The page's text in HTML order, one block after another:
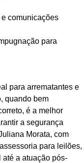
comunicações
para
para arrematantes e
quando bem
é a melhor
a segurança
Morata, com
para leilões,
a atuação pós-